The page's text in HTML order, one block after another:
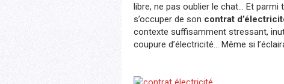
libre, ne pas oublier le chat… Et
s’occuper de son contrat
contexte suffisamment stressant,
coupure d’électricité… Même si